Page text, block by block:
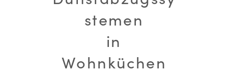
stemen
in
Wohnküchen